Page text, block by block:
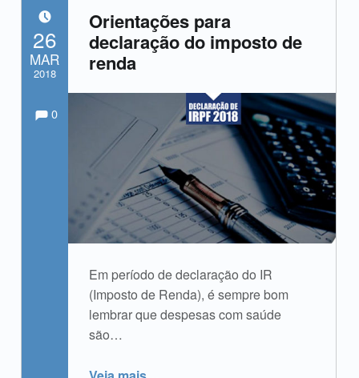
Orientações para
declaração do imposto de
renda
Em período de declaração do IR
(Imposto de Renda), é sempre bom
lembrar que despesas com saúde
são…
“Orientações para declaração do imposto de renda”
POSTADO EM:
26
MAR
2018
Escrito por: 0